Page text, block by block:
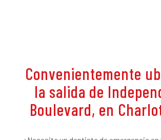
Convenientemente
la salida de
Boulevard, en